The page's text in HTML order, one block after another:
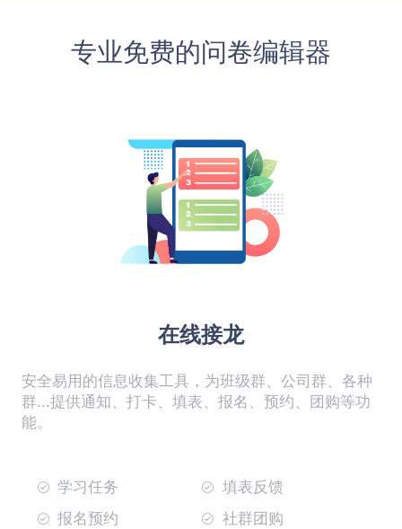
专业免费的问卷编辑器
在线接龙
安全易用的信息收集工具，为班级群、公司群、各种
群...提供通知、打卡、填表、报名、预约、团购等功
能。
学习任务
填表反馈
报名预约
社群团购